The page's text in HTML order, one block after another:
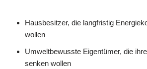
Hausbesitzer, die langfristig
wollen
Umweltbewusste Eigentümer, die
senken wollen